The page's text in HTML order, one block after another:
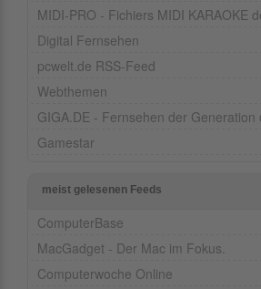
MIDI-PRO - Fichiers MIDI KARAOKE
Digital Fernsehen
pcwelt.de RSS-Feed
Webthemen
GIGA.DE - Fernsehen der Generation
Gamestar
meist gelesenen Feeds
ComputerBase
MacGadget - Der Mac im Fokus.
Computerwoche Online